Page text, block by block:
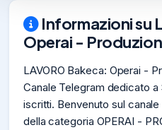
Informazioni su
Operai -
LAVORO Bakeca: Operai -
Canale Telegram dedicato
iscritti. Benvenuto sul
della categoria OPERAI -